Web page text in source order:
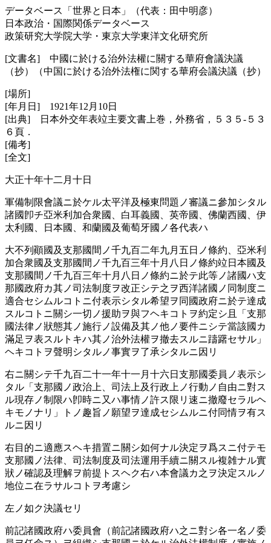
データベース「世界と日本」（代表：田中明彦）
日本政治・国際関係データベース
政策研究大学院大学・東京大学東洋文化研究所
[文書名] 中國に於ける治外法權に關する華府會議決議
（抄）（中国に於ける治外法権に関する華府会議決議（抄）
[場所]
[年月日] 1921年12月10日
[出典] 日本外交年表竝主要文書上巻，外務省，５３５‐５３
６頁．
[備考]
[全文]
大正十年十二月十日
軍備制限會議ニ於ケル太平洋及極東問題ノ審議ニ參加シタル
諸國卽チ亞米利加合衆國、白耳義國、英帝國、佛蘭西國、伊
太利國、日本國、和蘭國及葡萄牙國ノ各代表ハ
大不列顚國及支那國間ノ千九百二年九月五日ノ條約、亞米利
加合衆國及支那國間ノ千九百三年十月八日ノ條約竝日本國及
支那國間ノ千九百三年十月八日ノ條約ニ於テ此等ノ諸國ハ支
那國政府カ其ノ司法制度ヲ改正シテ之ヲ西洋諸國ノ同制度ニ
適合セシムルコトニ付表示シタル希望ヲ同國政府ニ於テ達成
スルコトニ關シ一切ノ援助ヲ與フヘキコトヲ約定シ且「支那
國法律ノ狀態其ノ施行ノ設備及其ノ他ノ要件ニシテ當該國カ
滿足ヲ表スルトキハ其ノ治外法權ヲ撤去スルニ躊躇セサル」
ヘキコトヲ聲明シタルノ事實ヲ了承シタルニ因リ
右ニ關シテ千九百二十一年十一月十六日支那國委員ノ表示シ
タル「支那國ノ政治上、司法上及行政上ノ行動ノ自由ニ對ス
ル現存ノ制限ハ卽時ニ又ハ事情ノ許ス限リ速ニ撤廢セラルヘ
キモノナリ」トノ趣旨ノ願望ヲ達成セシムルニ付同情ヲ有ス
ルニ因リ
右目的ニ適應スヘキ措置ニ關シ如何ナル決定ヲ爲スニ付テモ
支那國ノ法律、司法制度及司法運用手續ニ關スル複雑ナル實
狀ノ確認及理解ヲ前提トスヘク右ハ本會議カ之ヲ決定スルノ
地位ニ在ラサルコトヲ考慮シ
左ノ如ク決議セリ
前記諸國政府ハ委員會（前記諸國政府ハ之ニ對シ各一名ノ委